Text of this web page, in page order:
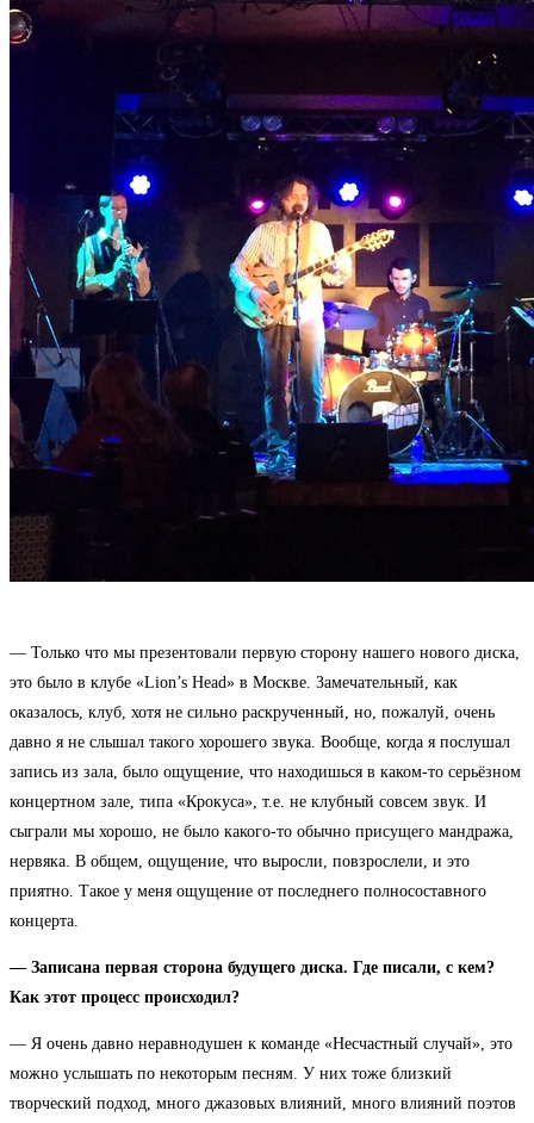
— Только что мы презентовали первую сторону нашего нового диска,
это было в клубе «Lion’s Head» в Москве. Замечательный, как
оказалось, клуб, хотя не сильно раскрученный, но, пожалуй, очень
давно я не слышал такого хорошего звука. Вообще, когда я послушал
запись из зала, было ощущение, что находишься в каком-то серьёзном
концертном зале, типа «Крокуса», т.е. не клубный совсем звук. И
сыграли мы хорошо, не было какого-то обычно присущего мандража,
нервяка. В общем, ощущение, что выросли, повзрослели, и это
приятно. Такое у меня ощущение от последнего полносоставного
концерта.
— Записана первая сторона будущего диска. Где писали, с кем?
Как этот процесс происходил?
— Я очень давно неравнодушен к команде «Несчастный случай», это
можно услышать по некоторым песням. У них тоже близкий
творческий подход, много джазовых влияний, много влияний поэтов